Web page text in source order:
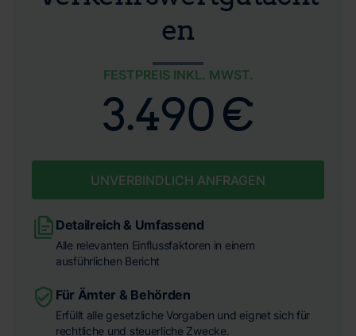
en
FESTPREIS INKL. MWST.
3.490 €
UNVERBINDLICH ANFRAGEN
Detailreich & Umfassend
Alle relevanten Einflussfaktoren in einem
ausführlichen Bericht
Für Ämter & Behörden
Erfüllt alle gesetzliche Vorgaben und eignet sich für
rechtliche und steuerliche Zwecke.